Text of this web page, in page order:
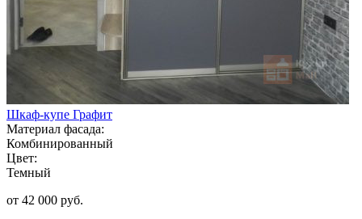
Шкаф-купе Графит
Материал фасада:
Комбинированный
Цвет:
Темный
от 42 000 руб.